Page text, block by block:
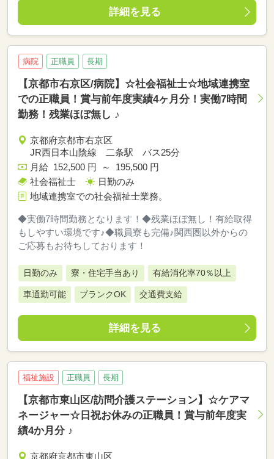
詳細を見る
病院 正職員 長期
【京都市右京区/病院】☆社会福祉士☆地域連携室
での正職員！賞与前年度実績4ヶ月分！実働7時間
勤務！残業ほぼ無し ♪
京都府京都市右京区
JR西日本山陰線 二条駅 バス25分
月給 152,500 円 ～ 195,500 円
社会福祉士
日勤のみ
地域連携室での社会福祉士業務。
◆実働7時間勤務となります！◆残業ほぼ無し！有給取得
もしやすい環境です♪◆職員寮も完備♪関西圏以外からの
ご応募もお待ちしております！
日勤のみ 寮・住宅手当あり 有給消化率70％以上
車通勤可能 ブランクOK 交通費支給
詳細を見る
福祉施設 正職員 長期
【京都市東山区/訪問介護ステーション】☆ケアマ
ネージャー☆日祝お休みの正職員！賞与前年度実
績4か月分 ♪
京都府京都市東山区